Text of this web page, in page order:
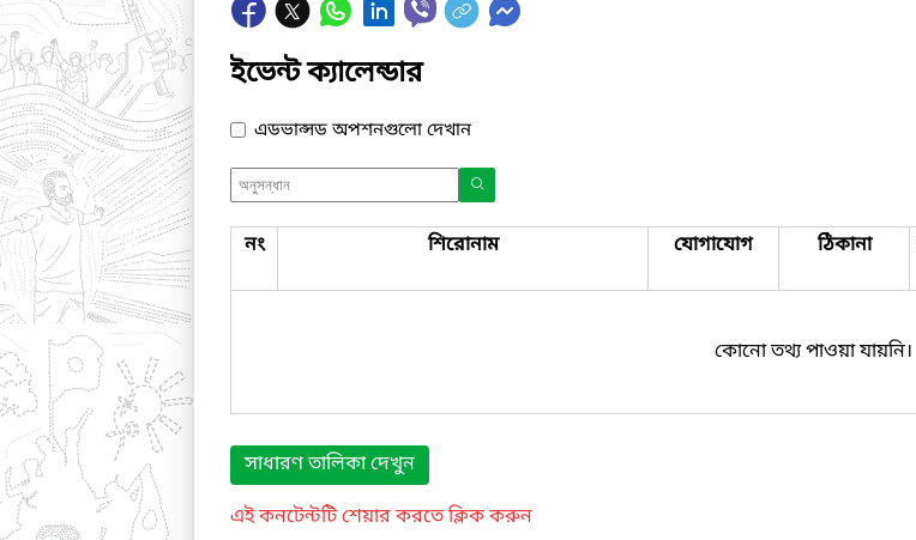
ইভেন্ট ক্যালেন্ডার
এডভান্সড অপশনগুলো দেখান
নং শিরোনাম যোগাযোগ ঠিকানা
কোনো তথ্য পাওয়া যায়নি।
সাধারণ তালিকা দেখুন
এই কনটেন্টটি শেয়ার করতে ক্লিক করুন